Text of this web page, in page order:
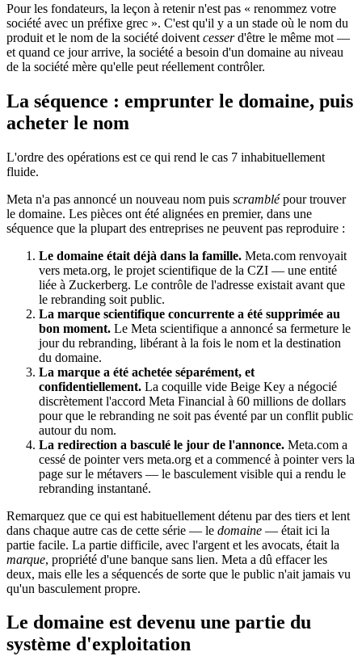
Pour les fondateurs, la leçon à retenir n'est pas « renommez votre
société avec un préfixe grec ». C'est qu'il y a un stade où le nom du
produit et le nom de la société doivent cesserd'être le même mot —
et quand ce jour arrive, la société a besoin d'un domaine au niveau
de la société mère qu'elle peut réellement contrôler.
La séquence : emprunter le domaine, puis
acheter le nom
L'ordre des opérations est ce qui rend le cas 7 inhabituellement
fluide.
Meta n'a pas annoncé un nouveau nom puis scramblépour trouver
le domaine. Les pièces ont été alignées en premier, dans une
séquence que la plupart des entreprises ne peuvent pas reproduire :
Le domaine était déjà dans la famille. Meta.com renvoyait
vers meta.org, le projet scientifique de la CZI — une entité
liée à Zuckerberg. Le contrôle de l'adresse existait avant que
le rebranding soit public.
La marque scientifique concurrente a été supprimée au
bon moment. Le Meta scientifique a annoncé sa fermeture le
jour du rebranding, libérant à la fois le nom et la destination
du domaine.
La marque a été achetée séparément, et
confidentiellement. La coquille vide Beige Key a négocié
discrètement l'accord Meta Financial à 60 millions de dollars
pour que le rebranding ne soit pas éventé par un conflit public
autour du nom.
La redirection a basculé le jour de l'annonce. Meta.com a
cessé de pointer vers meta.org et a commencé à pointer vers la
page sur le métavers — le basculement visible qui a rendu le
rebranding instantané.
Remarquez que ce qui est habituellement détenu par des tiers et lent
dans chaque autre cas de cette série — le domaine — était ici la
partie facile. La partie difficile, avec l'argent et les avocats, était la
marque, propriété d'une banque sans lien. Meta a dû effacer les
deux, mais elle les a séquencés de sorte que le public n'ait jamais vu
qu'un basculement propre.
Le domaine est devenu une partie du
système d'exploitation